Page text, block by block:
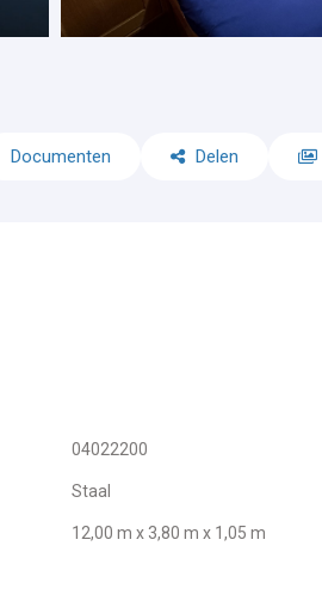
Documenten Delen
04022200
Staal
12,00 m x 3,80 m x 1,05 m